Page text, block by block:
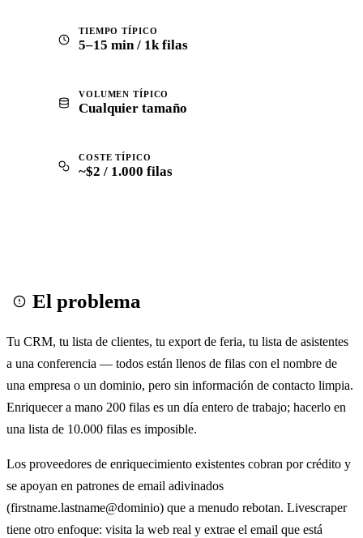
TIEMPO TÍPICO
5–15 min / 1k filas
VOLUMEN TÍPICO
Cualquier tamaño
COSTE TÍPICO
~$2 / 1.000 filas
El problema
Tu CRM, tu lista de clientes, tu export de feria, tu lista de asistentes
a una conferencia — todos están llenos de filas con el nombre de
una empresa o un dominio, pero sin información de contacto limpia.
Enriquecer a mano 200 filas es un día entero de trabajo; hacerlo en
una lista de 10.000 filas es imposible.
Los proveedores de enriquecimiento existentes cobran por crédito y
se apoyan en patrones de email adivinados
(firstname.lastname@dominio) que a menudo rebotan. Livescraper
tiene otro enfoque: visita la web real y extrae el email que está